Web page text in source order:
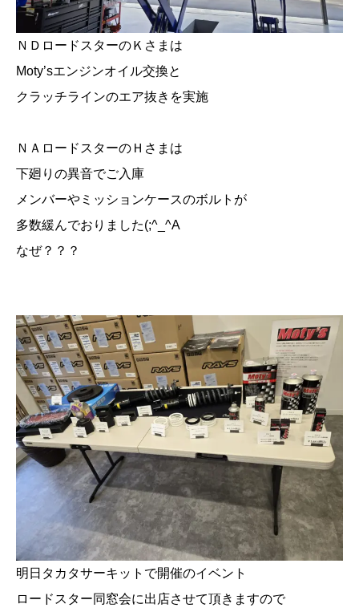
ＮＤロードスターのＫさまは
Moty’sエンジンオイル交換と
クラッチラインのエア抜きを実施
ＮＡロードスターのＨさまは
下廻りの異音でご入庫
メンバーやミッションケースのボルトが
多数緩んでおりました(;^_^A
なぜ？？？
明日タカタサーキットで開催のイベント
ロードスター同窓会に出店させて頂きますので